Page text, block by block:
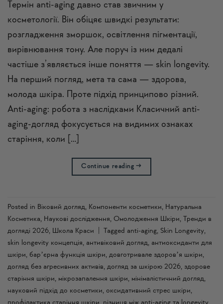
Термін anti-aging давно став звичним у
косметології. Він обіцяє швидкі результати:
розгладження зморшок, освітлення пігментації,
вирівнювання тону. Але поруч із ним дедалі
частіше з’являється інше поняття — skin longevity.
На перший погляд, мета та сама — здорова,
молода шкіра. Проте підхід принципово різний.
Anti-aging: робота з наслідками Класичний anti-
aging-догляд фокусується на видимих ознаках
старіння, коли […]
Continue reading→
Posted in Віковий догляд, Компоненти косметики, Натуральна
Косметика, Наукові дослідження, Омолодження Шкіри, Тренди в
догляді 2026, Школа Краси Tagged anti-aging, Skin Longevity,
skin longevity концепція, антивіковий догляд, антиоксиданти для
шкіри, барʼєрна функція шкіри, довготривале здоровʼя шкіри,
догляд без агресивних активів, догляд за шкірою 2026, здорове
старіння шкіри, мікрозапалення шкіри, мінімалістичний догляд,
науковий підхід до косметики, оксидативний стрес шкіри,